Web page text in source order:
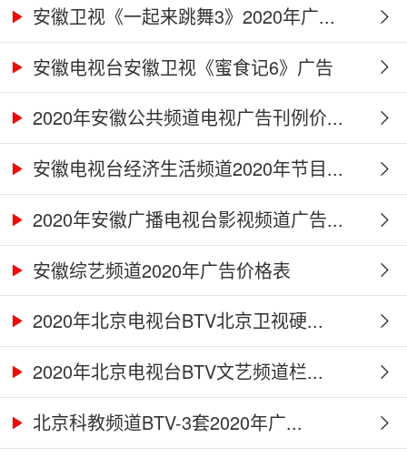
安徽卫视《一起来跳舞3》2020年广...
安徽电视台安徽卫视《蜜食记6》广告
合...2020年安徽公共频道电视广告刊例价...
安徽电视台经济生活频道2020年节目...
2020年安徽广播电视台影视频道广告...
安徽综艺频道2020年广告价格表
2020年北京电视台BTV北京卫视硬...
2020年北京电视台BTV文艺频道栏...
北京科教频道BTV-3套2020年广...